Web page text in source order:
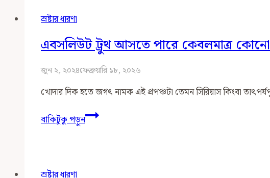
স্রষ্টার ধারণা
এবসলিউট ট্রুথ আসতে পারে কেবলমাত্র
জুন ২, ২০২৪ফেব্রুয়ারি ১৮, ২০২৬
খোদার দিক হতে জগৎ নামক এই প্রপঞ্চটা তেমন সিরিয়াস কিংবা
বাকিটুকু পড়ুনএবসলিউট
ট্রুথ
স্রষ্টার ধারণা